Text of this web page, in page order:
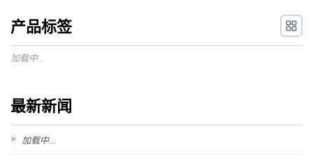
产品标签
加载中...
最新新闻
加载中...